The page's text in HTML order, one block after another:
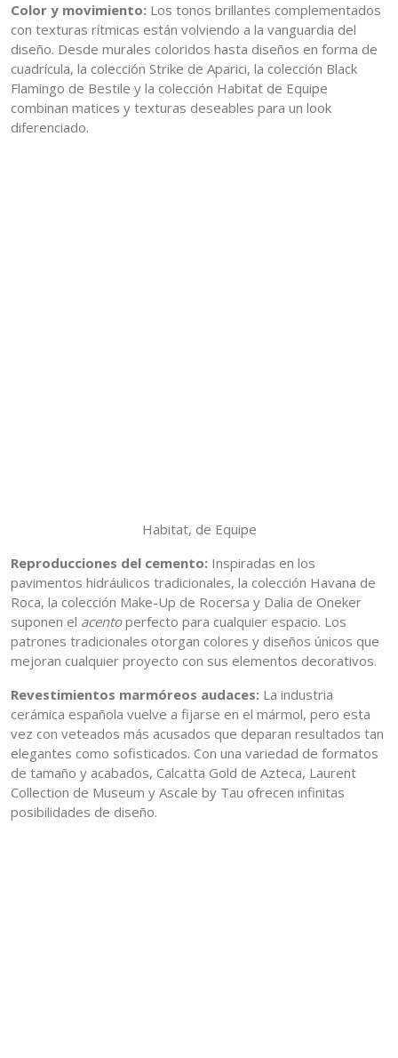
Color y movimiento: Los tonos brillantes complementados
con texturas rítmicas están volviendo a la vanguardia del
diseño. Desde murales coloridos hasta diseños en forma de
cuadrícula, la colección Strike de Aparici, la colección Black
Flamingo de Bestile y la colección Habitat de Equipe
combinan matices y texturas deseables para un look
diferenciado.
Habitat, de Equipe
Reproducciones del cemento: Inspiradas en los
pavimentos hidráulicos tradicionales, la colección Havana de
Roca, la colección Make-Up de Rocersa y Dalia de Oneker
suponen el acentoperfecto para cualquier espacio. Los
patrones tradicionales otorgan colores y diseños únicos que
mejoran cualquier proyecto con sus elementos decorativos.
Revestimientos marmóreos audaces: La industria
cerámica española vuelve a fijarse en el mármol, pero esta
vez con veteados más acusados que deparan resultados tan
elegantes como sofisticados. Con una variedad de formatos
de tamaño y acabados, Calcatta Gold de Azteca, Laurent
Collection de Museum y Ascale by Tau ofrecen infinitas
posibilidades de diseño.